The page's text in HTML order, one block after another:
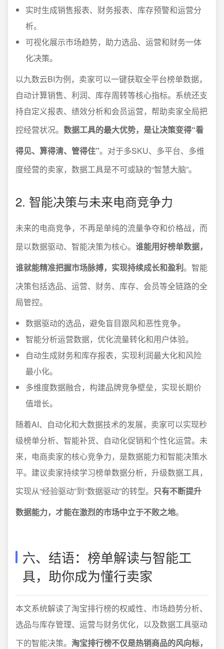
实时生成销售报表、财务报表、库存预警和运营分
析。
可视化展示市场趋势，助力选品、运营和财务一体
化决策。
以九数云BI为例，卖家可以一键获取全平台榜单数据，
自动计算销售、利润、库存周转等核心指标。系统还支
持自定义报表、绩效分析和会员运营，帮助卖家全局把
控经营状况。 数据工具的最大优势，是让决策变得“看
得见、算得清、管得住”。对于多SKU、多平台、多维
度经营的卖家，数据工具是不可或缺的“智慧大脑”。
2. 智能决策与未来电商竞争力
未来的电商竞争，不再是单纯的流量争夺和价格战，而
是以数据驱动、智能决策为核心。 谁能用好榜单数据，
谁就能精准把握市场脉搏，实现持续成长和盈利。智能
决策包括选品、运营、财务、库存、会员等全链路的全
局管控。
数据驱动的选品，避免盲目跟风和恶性竞争。
智能分析运营数据，优化流量转化和用户体验。
自动生成财务和库存报表，实现利润最大化和风险
最小化。
多维度数据融合，构建品牌竞争壁垒，实现长期价
值增长。
随着AI、自动化和大数据技术的发展，卖家可以实现秒
级榜单分析、智能补货、自动化促销和个性化运营。未
来，电商卖家的核心竞争力，是数据能力和智能决策水
平。建议卖家持续学习榜单数据分析，升级数据工具，
实现从“经验驱动”到“数据驱动”的转型。 只有不断提升
数据能力，才能在激烈的市场中立于不败之地。
六、结语：榜单解读与智能工
具，助你成为懂行卖家
本文系统解读了淘宝排行榜的权威性、市场趋势分析、
选品与库存管理、运营与财务优化，以及数据工具驱动
下的智能决策。 淘宝排行榜不仅是热销商品的风向标，